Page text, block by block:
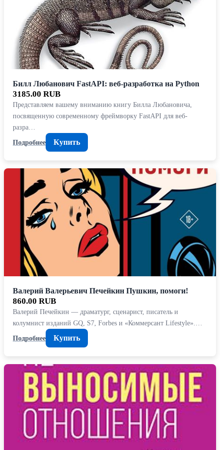
Билл Любанович FastAPI: веб-разработка на Python
3185.00 RUB
Представляем вашему вниманию книгу Билла Любановича,
посвященную современному фреймворку FastAPI для веб-
разра…
Подробнее
Купить
Валерий Валерьевич Печейкин Пушкин, помоги!
860.00 RUB
Валерий Печейкин — драматург, сценарист, писатель и
колумнист изданий GQ, S7, Forbes и «Коммерсант Lifestyle».…
Подробнее
Купить